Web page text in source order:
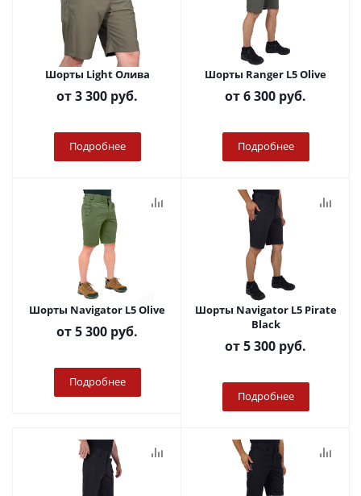
Шорты Light Олива
от3 300 руб.
Подробнее
Шорты Ranger L5 Olive
от6 300 руб.
Подробнее
Шорты Navigator L5 Olive
от5 300 руб.
Подробнее
Шорты Navigator L5 Pirate
Black
от5 300 руб.
Подробнее